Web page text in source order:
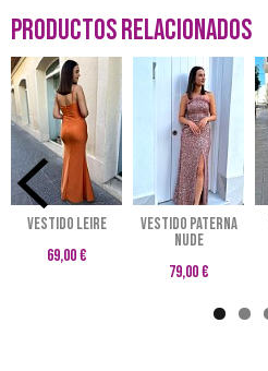
Productos Relacionados
VESTIDO LEIRE
69,00 €
Vestido Paterna
nude
79,00 €